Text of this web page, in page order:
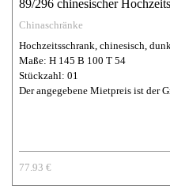
89/296 chinesischer
Chinaschränke
Hochzeitsschrank, chinesisch,
Maße: H 145 B 100 T 54
Stückzahl: 01
Der angegebene Mietpreis ist der
77.93 €